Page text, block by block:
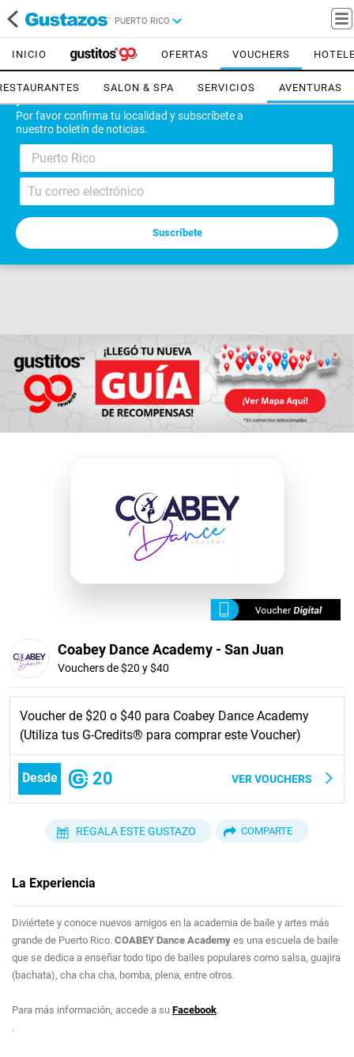
PUERTO RICO
Por favor confirma tu localidad y subscríbete a
nuestro boletín de noticias.
Puerto Rico
INICIO OFERTAS VOUCHERS
SALON & SPA SERVICIOS AVENTURAS
Coabey Dance Academy - San Juan
Vouchers de $20 y $40
Voucher de $20 o $40 para Coabey Dance Academy
(Utiliza tus G-Credits® para comprar este Voucher)
Desde 20 VER VOUCHERS
REGALA ESTE GUSTAZO COMPARTE
La Experiencia
Diviértete y conoce nuevos amigos en la academia de baile y artes más
grande de Puerto Rico. COABEY Dance Academy es una escuela de baile
que se dedica a enseñar todo tipo de bailes populares como salsa, guajira
(bachata), cha cha cha, bomba, plena, entre otros.
Para más información, accede a su Facebook.
.